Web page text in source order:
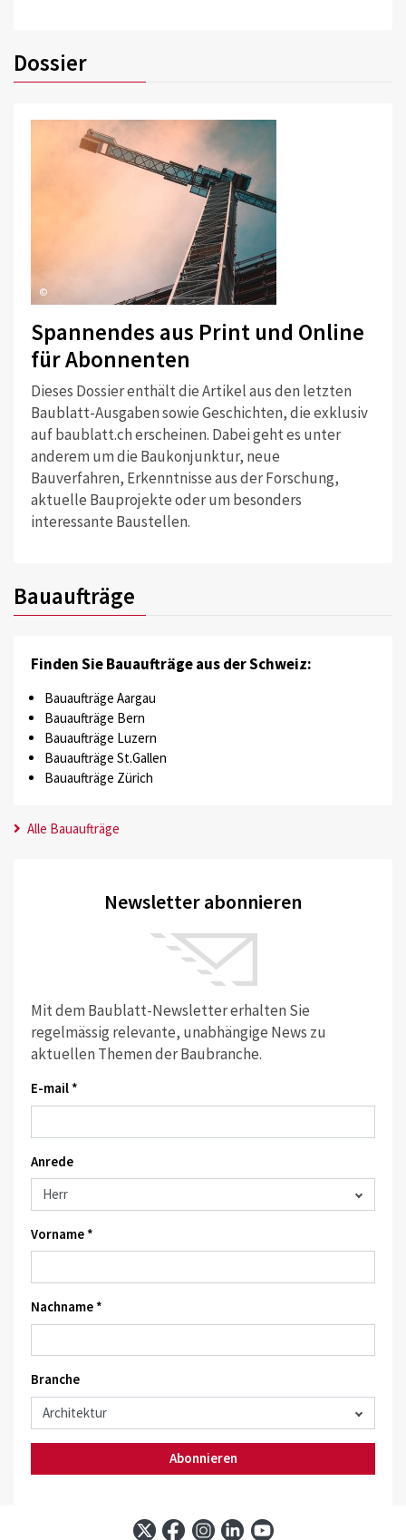
Dossier
©
Spannendes aus Print und Online
für Abonnenten
Dieses Dossier enthält die Artikel aus den letzten
Baublatt-Ausgaben sowie Geschichten, die exklusiv
auf baublatt.ch erscheinen. Dabei geht es unter
anderem um die Baukonjunktur, neue
Bauverfahren, Erkenntnisse aus der Forschung,
aktuelle Bauprojekte oder um besonders
interessante Baustellen.
Bauaufträge
Finden Sie Bauaufträge aus der Schweiz:
Bauaufträge Aargau
Bauaufträge Bern
Bauaufträge Luzern
Bauaufträge St.Gallen
Bauaufträge Zürich
Alle Bauaufträge
Newsletter abonnieren
Mit dem Baublatt-Newsletter erhalten Sie
regelmässig relevante, unabhängige News zu
aktuellen Themen der Baubranche.
E-mail *
Anrede
Vorname *
Nachname *
Branche
Abonnieren